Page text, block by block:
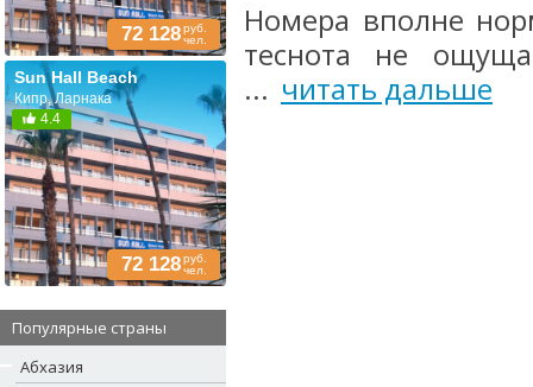
72 128руб.
чел.
Sun Hall Beach
Кипр, Ларнака
4.4
72 128руб.
чел.
Популярные страны
Абхазия
Номера вполне
теснота не
... читать дальше